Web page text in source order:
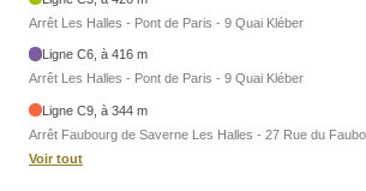
Arrêt Les Halles - Pont de Paris - 9 Quai Kléber
Ligne C6, à 416 m
Arrêt Les Halles - Pont de Paris - 9 Quai Kléber
Ligne C9, à 344 m
Arrêt Faubourg de Saverne Les Halles - 27 Rue du
Voir tout